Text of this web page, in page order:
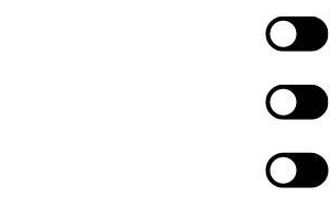
ONCE, se centra ahora en
de manera personalizada, los
retos de crecimiento que
servicio cubrirá la